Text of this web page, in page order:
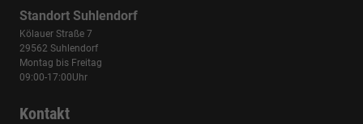
Standort Suhlendorf
Kölauer Straße 7
29562 Suhlendorf
Montag bis Freitag
09:00-17:00Uhr
Kontakt